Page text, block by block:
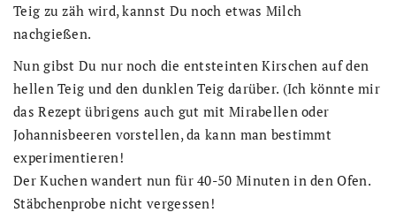
Teig zu zäh wird, kannst Du noch etwas Milch
nachgießen.
Nun gibst Du nur noch die entsteinten Kirschen auf den
hellen Teig und den dunklen Teig darüber. (Ich könnte mir
das Rezept übrigens auch gut mit Mirabellen oder
Johannisbeeren vorstellen, da kann man bestimmt
experimentieren!
Der Kuchen wandert nun für 40-50 Minuten in den Ofen.
Stäbchenprobe nicht vergessen!